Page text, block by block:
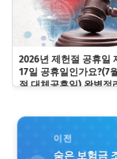
2026년 제헌절 공휴일
17일 공휴일인가요?(7
절 대체공휴일) 완벽정
이전
숨은 보험금